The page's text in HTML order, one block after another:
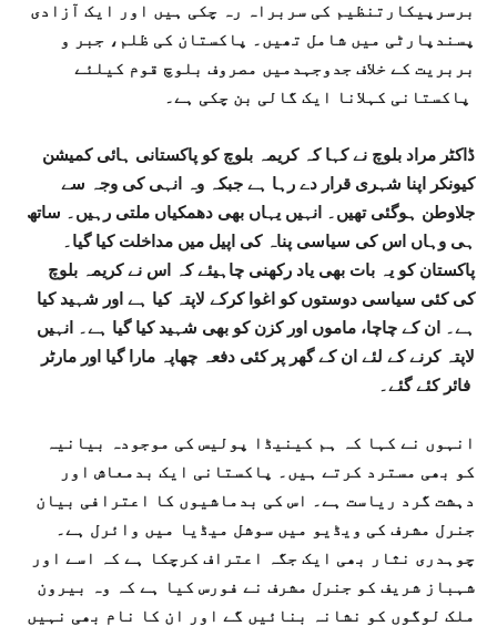
برسرپیکارتنظیم کی سربراہ رہ چکی ہیں اور ایک آزادی
پسندپارٹی میں شامل تھیں۔ پاکستان کی ظلم، جبر و
بربریت کے خلاف جدوجہدمیں مصروف بلوچ قوم کیلئے
ڈاکٹر مراد بلوچ نے کہا کہ کریمہ بلوچ کو پاکستانی ہائی کمیشن
کیونکر اپنا شہری قرار دے رہا ہے جبکہ وہ انہی کی وجہ سے
جلاوطن ہوگئی تھیں۔ انہیں یہاں بھی دھمکیاں ملتی رہیں۔ ساتھ
ہی وہاں اس کی سیاسی پناہ کی اپیل میں مداخلت کیا گیا۔
پاکستان کو یہ بات بھی یاد رکھنی چاہیئے کہ اس نے کریمہ بلوچ
کی کئی سیاسی دوستوں کو اغوا کرکے لاپتہ کیا ہے اور شہید کیا
ہے۔ ان کے چاچا، ماموں اور کزن کو بھی شہید کیا گیا ہے۔ انہیں
لاپتہ کرنے کے لئے ان کے گھر پر کئی دفعہ چھاپہ مارا گیا اور مارٹر
انہوں نے کہا کہ ہم کینیڈا پولیس کی موجودہ بیانیہ
کو بھی مسترد کرتے ہیں۔ پاکستانی ایک بدمعاش اور
دہشت گرد ریاست ہے۔ اس کی بدماشیوں کا اعترافی بیان
جنرل مشرف کی ویڈیو میں سوشل میڈیا میں وائرل ہے۔
چوہدری نثار بھی ایک جگہ اعتراف کرچکا ہے کہ اسے اور
شہباز شریف کو جنرل مشرف نے فورس کیا ہے کہ وہ بیرون
ملک لوگوں کو نشانہ بنائیں گے اور ان کا نام بھی نہیں